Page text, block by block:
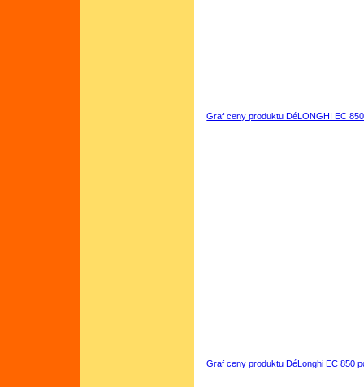
Graf ceny produktu DéLONGHI EC
Graf ceny produktu DéLonghi EC 850